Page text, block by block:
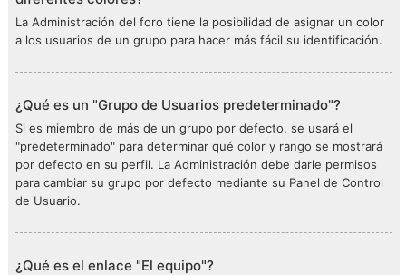
La Administración del foro tiene la posibilidad de asignar un color
a los usuarios de un grupo para hacer más fácil su identificación.
¿Qué es un "Grupo de Usuarios predeterminado"?
Si es miembro de más de un grupo por defecto, se usará el
"predeterminado" para determinar qué color y rango se mostrará
por defecto en su perfil. La Administración debe darle permisos
para cambiar su grupo por defecto mediante su Panel de Control
de Usuario.
¿Qué es el enlace "El equipo"?